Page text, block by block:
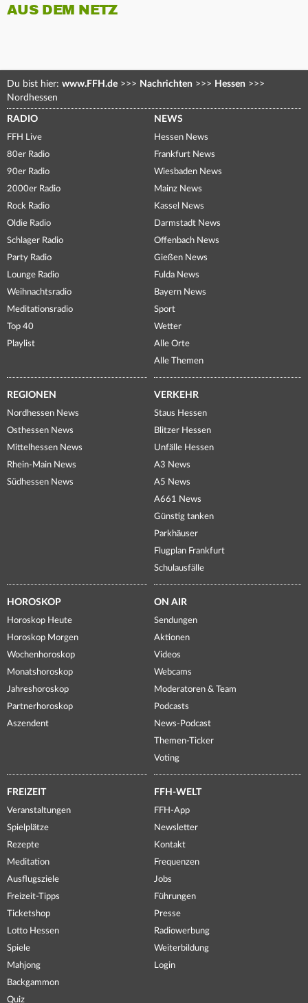
AUS DEM NETZ
Du bist hier: www.FFH.de >>> Nachrichten >>> Hessen >>>
Nordhessen
RADIO
FFH Live
80er Radio
90er Radio
2000er Radio
Rock Radio
Oldie Radio
Schlager Radio
Party Radio
Lounge Radio
Weihnachtsradio
Meditationsradio
Top 40
Playlist
NEWS
Hessen News
Frankfurt News
Wiesbaden News
Mainz News
Kassel News
Darmstadt News
Offenbach News
Gießen News
Fulda News
Bayern News
Sport
Wetter
Alle Orte
Alle Themen
REGIONEN
Nordhessen News
Osthessen News
Mittelhessen News
Rhein-Main News
Südhessen News
VERKEHR
Staus Hessen
Blitzer Hessen
Unfälle Hessen
A3 News
A5 News
A661 News
Günstig tanken
Parkhäuser
Flugplan Frankfurt
Schulausfälle
HOROSKOP
Horoskop Heute
Horoskop Morgen
Wochenhoroskop
Monatshoroskop
Jahreshoroskop
Partnerhoroskop
Aszendent
ON AIR
Sendungen
Aktionen
Videos
Webcams
Moderatoren & Team
Podcasts
News-Podcast
Themen-Ticker
Voting
FREIZEIT
Veranstaltungen
Spielplätze
Rezepte
Meditation
Ausflugsziele
Freizeit-Tipps
Ticketshop
Lotto Hessen
Spiele
Mahjong
Backgammon
Quiz
FFH-WELT
FFH-App
Newsletter
Kontakt
Frequenzen
Jobs
Führungen
Presse
Radiowerbung
Weiterbildung
Login